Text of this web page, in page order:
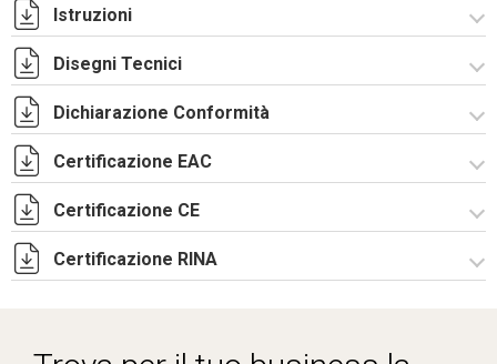
Istruzioni
Istruzioni di montaggio CAE_stampa.pdf
Disegni Tecnici
R5CAE1663.zip
Dichiarazione Conformità
CE Declaration - CAE Rev.02.pdf
UKCA Declaration - CAE Rev.01.pdf
Certificazione EAC
Lettera di esenzione EAC armadi CQE e CAE.pdf
Certificazione CE
Certificato TUV -
Certificazione RINA